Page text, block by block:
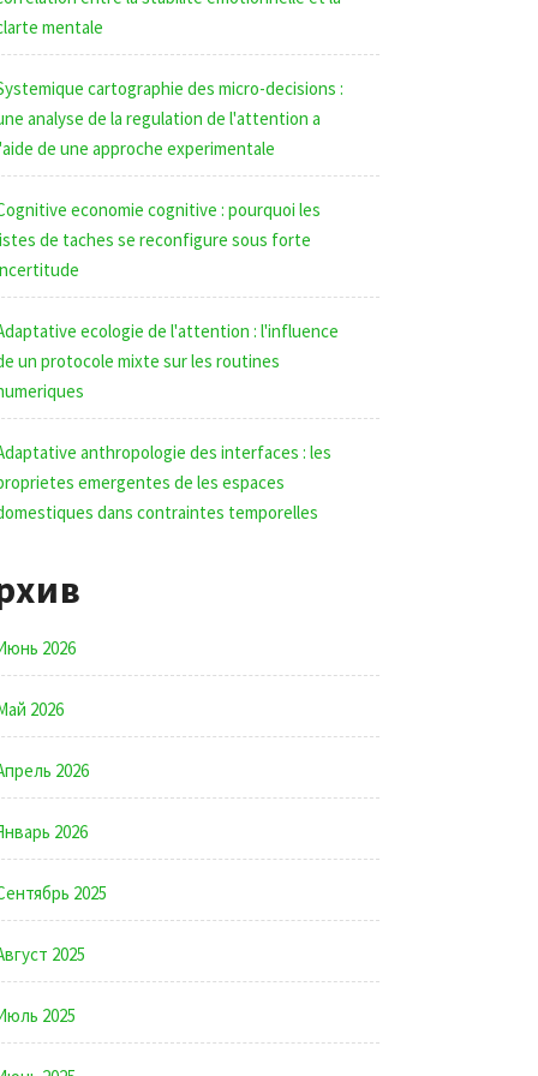
mentale
cartographie des micro-decisions :
analyse de la regulation de l'attention a
de une approche experimentale
economie cognitive : pourquoi les
de taches se reconfigure sous forte
ecologie de l'attention : l'influence
un protocole mixte sur les routines
anthropologie des interfaces : les
emergentes de les espaces
dans contraintes temporelles
2026
2026
2026
2026
2025
2025
2025